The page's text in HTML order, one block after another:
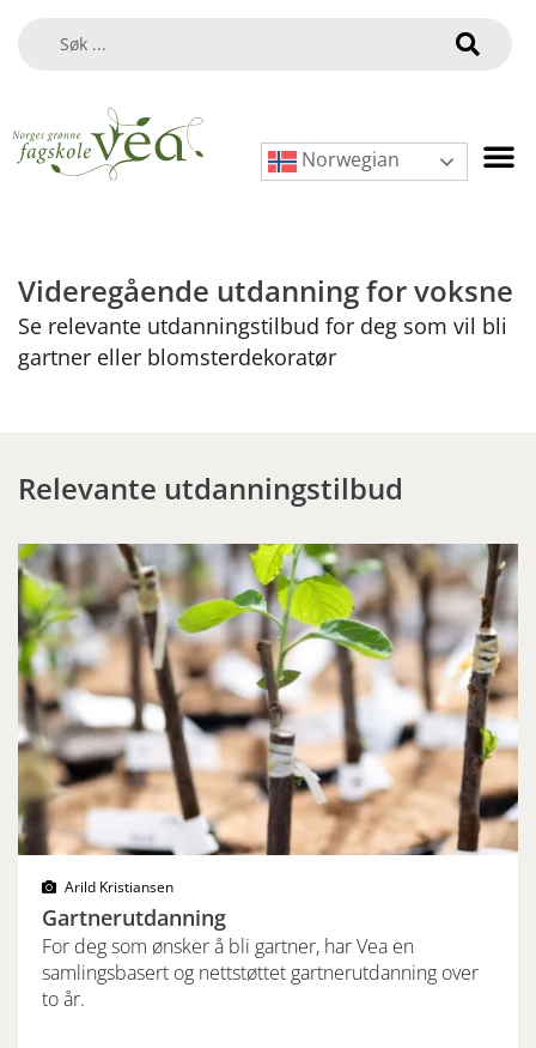
Norwegian
Videregående utdanning for voksne
Se relevante utdanningstilbud for deg som vil bli
gartner eller blomsterdekoratør
Relevante utdanningstilbud
Arild Kristiansen
Gartnerutdanning
For deg som ønsker å bli gartner, har Vea en
samlingsbasert og nettstøttet gartnerutdanning over
to år.